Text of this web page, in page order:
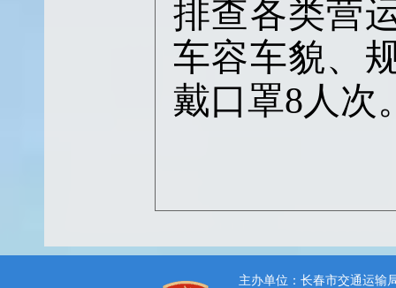
排查各类营
车容车貌、
戴口罩8人次
主办单位：长春市交通运输